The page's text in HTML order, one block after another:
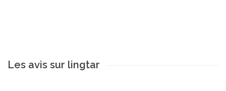
Les avis sur lingtar